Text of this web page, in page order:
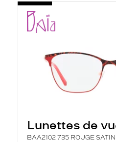
Lunettes de
BAA2102 735 ROUGE SATIN